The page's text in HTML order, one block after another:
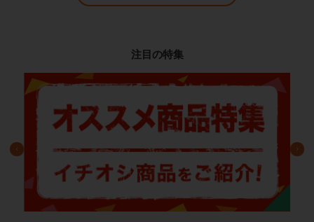
注目の特集